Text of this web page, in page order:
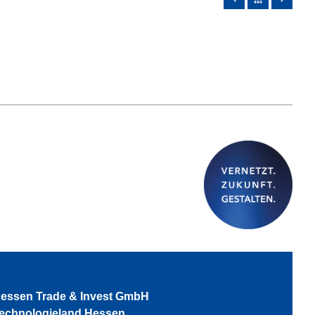
Trade & Invest GmbH